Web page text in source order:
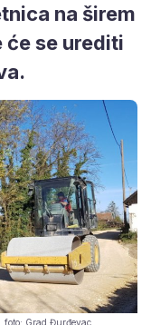
na širem
se urediti
Grad Đurđevac